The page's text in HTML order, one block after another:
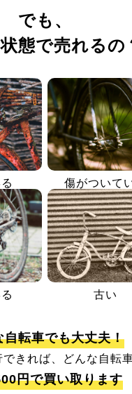
でも、
態で売れるの
傷がついて
古い
自転車でも大丈夫！
きれば、どんな自転
円で買い取ります